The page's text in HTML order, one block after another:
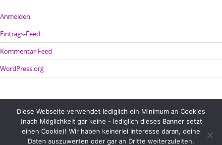
Anmelden
Eintrags-Feed
Kommentar-Feed
WordPress.org
Diese Webseite verwendet lediglich ein Minimum an Cookies
(nach Möglichkeit gar keine - lediglich dieses Banner setzt
einen Cookie)! Wir haben keinerlei Interesse daran, deine
Daten auszuwerten oder gar an Dritte weiterzuleiten.